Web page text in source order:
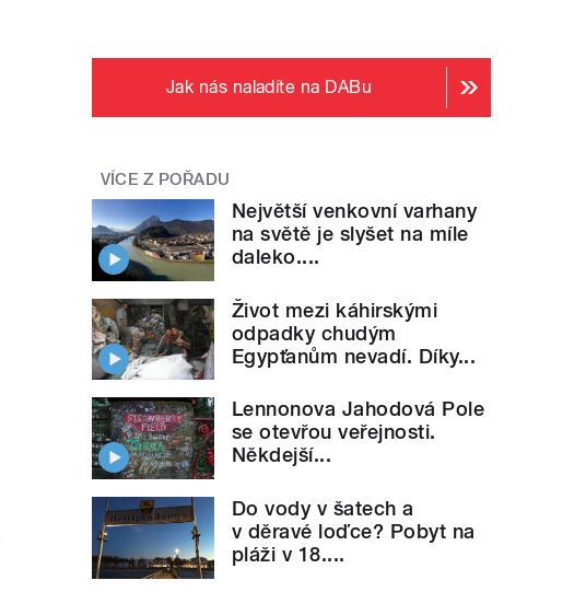
Jak nás naladíte na DABu
VÍCE Z POŘADU
Největší venkovní varhany
na světě je slyšet na míle
daleko....
Život mezi káhirskými
odpadky chudým
Egypťanům nevadí. Díky...
Lennonova Jahodová Pole
se otevřou veřejnosti.
Někdejší...
Do vody v šatech a
v děravé loďce? Pobyt na
pláži v 18....